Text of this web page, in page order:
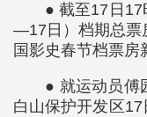
● 截至17日17
—17日）档期总票
国影史春节档票房
● 就运动员傅
白山保护开发区